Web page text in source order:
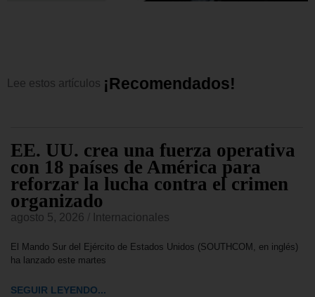
Lee estos artículos ¡Recomendados!
EE. UU. crea una fuerza operativa
con 18 países de América para
reforzar la lucha contra el crimen
organizado
agosto 5, 2026 Internacionales
El Mando Sur del Ejército de Estados Unidos (SOUTHCOM, en inglés)
ha lanzado este martes
SEGUIR LEYENDO...